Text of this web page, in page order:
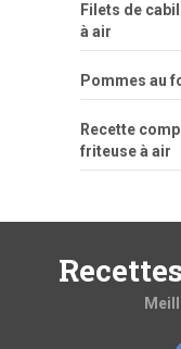
Filets de
à air
Pommes au
Recette
friteuse à air